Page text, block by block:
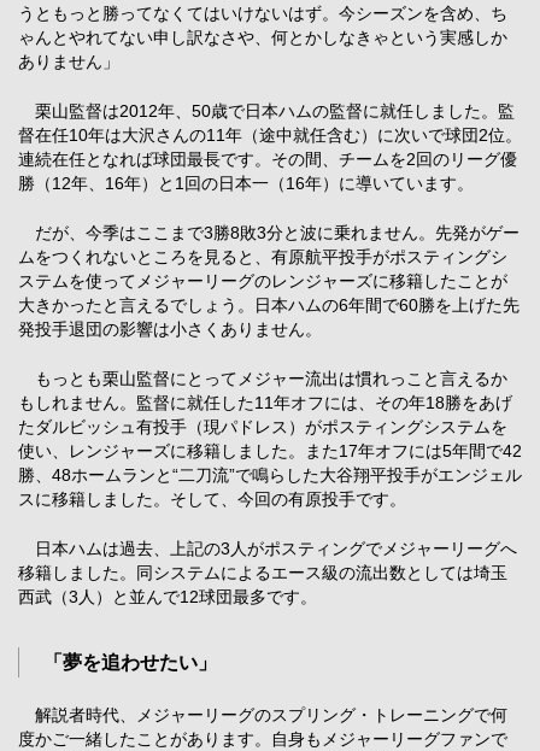
うともっと勝ってなくてはいけないはず。今シーズンを含め、ち
ゃんとやれてない申し訳なさや、何とかしなきゃという実感しか
ありません」
栗山監督は2012年、50歳で日本ハムの監督に就任しました。監
督在任10年は大沢さんの11年（途中就任含む）に次いで球団2位。
連続在任となれば球団最長です。その間、チームを2回のリーグ優
勝（12年、16年）と1回の日本一（16年）に導いています。
だが、今季はここまで3勝8敗3分と波に乗れません。先発がゲー
ムをつくれないところを見ると、有原航平投手がポスティングシ
ステムを使ってメジャーリーグのレンジャーズに移籍したことが
大きかったと言えるでしょう。日本ハムの6年間で60勝を上げた先
発投手退団の影響は小さくありません。
もっとも栗山監督にとってメジャー流出は慣れっこと言えるか
もしれません。監督に就任した11年オフには、その年18勝をあげ
たダルビッシュ有投手（現パドレス）がポスティングシステムを
使い、レンジャーズに移籍しました。また17年オフには5年間で42
勝、48ホームランと“二刀流”で鳴らした大谷翔平投手がエンジェル
スに移籍しました。そして、今回の有原投手です。
日本ハムは過去、上記の3人がポスティングでメジャーリーグへ
移籍しました。同システムによるエース級の流出数としては埼玉
西武（3人）と並んで12球団最多です。
「夢を追わせたい」
解説者時代、メジャーリーグのスプリング・トレーニングで何
度かご一緒したことがあります。自身もメジャーリーグファンで